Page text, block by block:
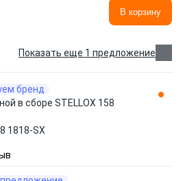
В корзину
Показать еще 1 предложение
бренд
в сборе STELLOX 158
1818-SX